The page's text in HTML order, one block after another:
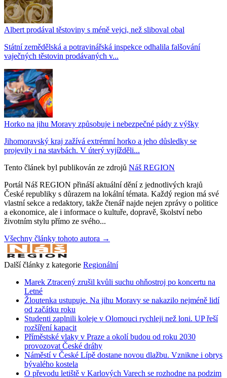
Albert prodával těstoviny s méně vejci, než sliboval obal
Státní zemědělská a potravinářská inspekce odhalila falšování
vaječných těstovin prodávaných v...
Horko na jihu Moravy způsobuje i nebezpečné pády z výšky
Jihomoravský kraj zažívá extrémní horko a jeho důsledky se
projevily i na stavbách. V úterý vyjížděli...
Tento článek byl publikován ze zdrojů Náš REGION
Portál Náš REGION přináší aktuální dění z jednotlivých krajů
České republiky s důrazem na lokální témata. Každý region má své
vlastní sekce a redaktory, takže čtenář najde nejen zprávy o politice
a ekonomice, ale i informace o kultuře, dopravě, školství nebo
životním stylu přímo ze svého...
Všechny články tohoto autora →
Další články z kategorie Regionální
Marek Ztracený zrušil kvůli suchu ohňostroj po koncertu na
Letné
Žloutenka ustupuje. Na jihu Moravy se nakazilo nejméně lidí
od začátku roku
Studenti zaplnili koleje v Olomouci rychleji než loni. UP řeší
rozšíření kapacit
Příměstské vlaky v Praze a okolí budou od roku 2030
provozovat České dráhy
Náměstí v České Lípě dostane novou dlažbu. Vznikne i obrys
bývalého kostela
O převodu letiště v Karlových Varech se rozhodne na podzim